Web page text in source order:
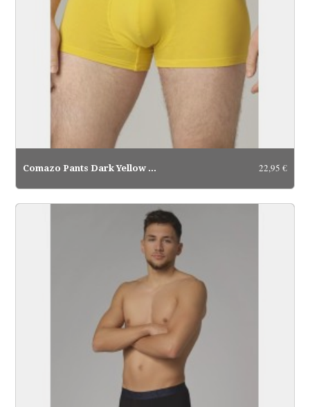
Comazo Pants Dark Yellow Dark... 22,95 €